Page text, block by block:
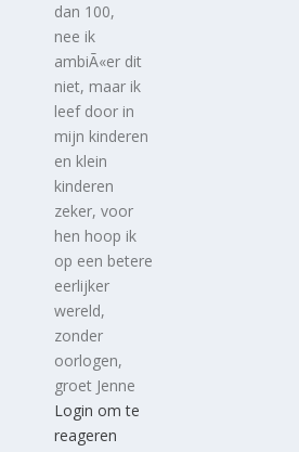
dan 100,
nee ik
ambiÃ«er dit
niet, maar ik
leef door in
mijn kinderen
en klein
kinderen
zeker, voor
hen hoop ik
op een betere
eerlijker
wereld,
zonder
oorlogen,
groet Jenne
Login om te
reageren